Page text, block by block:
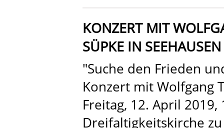
KONZERT MIT
SÜPKE IN SEEHAUSEN
"Suche den Frieden
Konzert mit Wolfgang
Freitag, 12. April
Dreifaltigkeitskirche